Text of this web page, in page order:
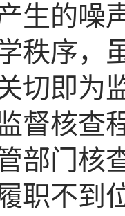
生的噪
秩序，
切即为
督核查
部门核
职不到